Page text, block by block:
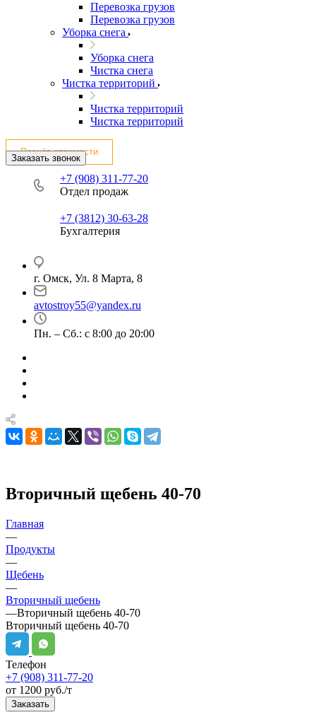
Перевозка грузов
Перевозка грузов
Уборка снега
Уборка снега
Чистка снега
Чистка территорий
Чистка территорий
Чистка территорий
Расчёт стоимости
Заказать звонок
+7 (908) 311-77-20
Отдел продаж
+7 (3812) 30-63-28
Бухгалтерия
г. Омск, Ул. 8 Марта, 8
avtostroy55@yandex.ru
Пн. – Сб.: с 8:00 до 20:00
Вторичный щебень 40-70
Главная
—
Продукты
—
Щебень
—
Вторичный щебень
—Вторичный щебень 40-70
Вторичный щебень 40-70
Телефон
+7 (908) 311-77-20
от 1200 руб./т
Заказать